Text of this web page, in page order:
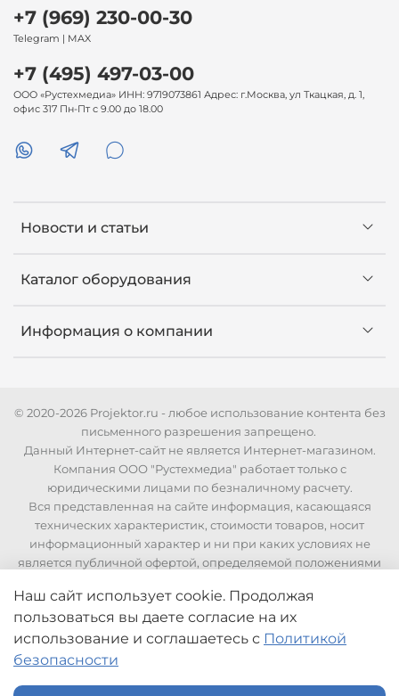
Новости и статьи
Каталог оборудования
Информация о компании
+7 (969) 230-00-30
Telegram | MAX
+7 (495) 497-03-00
ООО «Рустехмедиа» ИНН: 9719073861 Адрес: г.Москва, ул Ткацкая, д. 1,
офис 317 Пн-Пт с 9.00 до 18.00
© 2020-2026 Projektor.ru - любое использование контента без
письменного разрешения запрещено.
Данный Интернет-сайт не является Интернет-магазином.
Компания ООО "Рустехмедиа" работает только с
юридическими лицами по безналичному расчету.
Вся представленная на сайте информация, касающаяся
технических характеристик, стоимости товаров, носит
информационный характер и ни при каких условиях не
является публичной офертой, определяемой положениями
стоимости и технических характеристик необходимо
связаться с нашими менеджерами по телефонам указанным
на сайте.
Наш сайт использует cookie. Продолжая
пользоваться вы даете согласие на их
использование и соглашаетесь с Политикой
безопасности